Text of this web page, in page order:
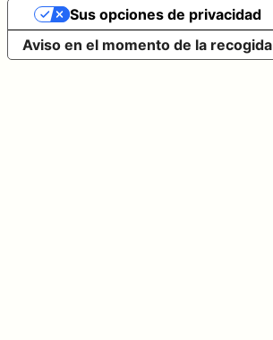
Aviso en el momento de la recogida
Sus opciones de privacidad